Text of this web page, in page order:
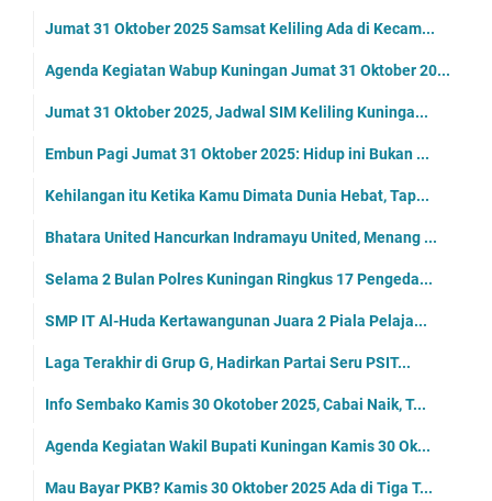
Jumat 31 Oktober 2025 Samsat Keliling Ada di Kecam...
Agenda Kegiatan Wabup Kuningan Jumat 31 Oktober 20...
Jumat 31 Oktober 2025, Jadwal SIM Keliling Kuninga...
Embun Pagi Jumat 31 Oktober 2025: Hidup ini Bukan ...
Kehilangan itu Ketika Kamu Dimata Dunia Hebat, Tap...
Bhatara United Hancurkan Indramayu United, Menang ...
Selama 2 Bulan Polres Kuningan Ringkus 17 Pengeda...
SMP IT Al-Huda Kertawangunan Juara 2 Piala Pelaja...
Laga Terakhir di Grup G, Hadirkan Partai Seru PSIT...
Info Sembako Kamis 30 Okotober 2025, Cabai Naik, T...
Agenda Kegiatan Wakil Bupati Kuningan Kamis 30 Ok...
Mau Bayar PKB? Kamis 30 Oktober 2025 Ada di Tiga T...